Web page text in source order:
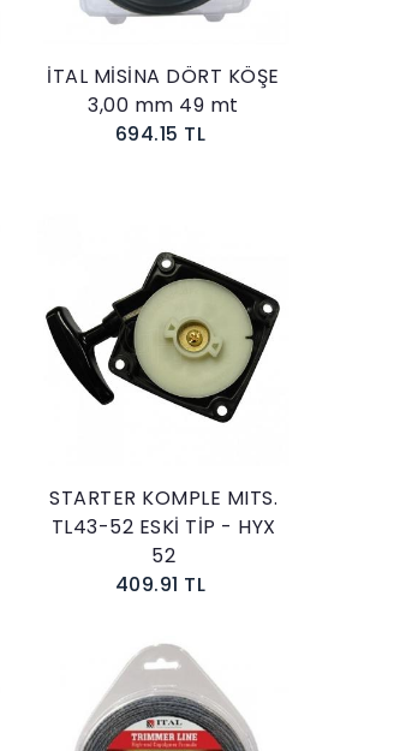
İTAL MİSİNA DÖRT KÖŞE
3,00 mm 49 mt
694.15 TL
Sepete Ekle
STARTER KOMPLE MITS.
TL43-52 ESKİ TİP - HYX
52
409.91 TL